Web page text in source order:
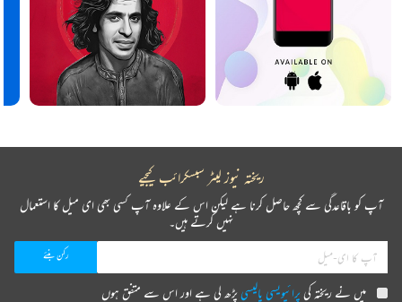
ریختہ نیوز لیٹر سبسکرائب کیجیے
آپ کو باقاعدگی سے کچھ حاصل کرنا ہے لیکن اس کے علاوہ آپ کسی بھی ای میل کا استعمال
نہیں کرتے ہیں۔
میں نے ریختہ کیپرائیویسی پالیسیپڑھ لی ہے اور اس سے متفق ہوں